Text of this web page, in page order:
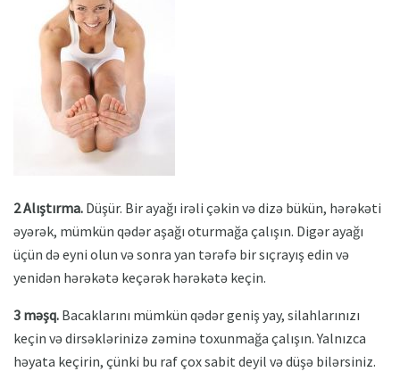
2 Alıştırma. Düşür. Bir ayağı irəli çəkin və dizə bükün, hərəkəti
əyərək, mümkün qədər aşağı oturmağa çalışın. Digər ayağı
üçün də eyni olun və sonra yan tərəfə bir sıçrayış edin və
yenidən hərəkətə keçərək hərəkətə keçin.
3 məşq. Bacaklarını mümkün qədər geniş yay, silahlarınızı
keçin və dirsəklərinizə zəminə toxunmağa çalışın. Yalnızca
həyata keçirin, çünki bu raf çox sabit deyil və düşə bilərsiniz.